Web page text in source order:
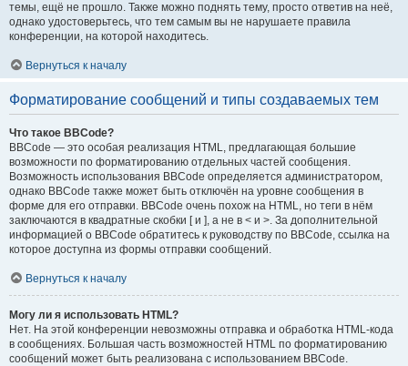
темы, ещё не прошло. Также можно поднять тему, просто ответив на неё,
однако удостоверьтесь, что тем самым вы не нарушаете правила
конференции, на которой находитесь.
Вернуться к началу
Форматирование сообщений и типы создаваемых тем
Что такое BBCode?
BBCode — это особая реализация HTML, предлагающая большие
возможности по форматированию отдельных частей сообщения.
Возможность использования BBCode определяется администратором,
однако BBCode также может быть отключён на уровне сообщения в
форме для его отправки. BBCode очень похож на HTML, но теги в нём
заключаются в квадратные скобки [ и ], а не в < и >. За дополнительной
информацией о BBCode обратитесь к руководству по BBCode, ссылка на
которое доступна из формы отправки сообщений.
Вернуться к началу
Могу ли я использовать HTML?
Нет. На этой конференции невозможны отправка и обработка HTML-кода
в сообщениях. Большая часть возможностей HTML по форматированию
сообщений может быть реализована с использованием BBCode.